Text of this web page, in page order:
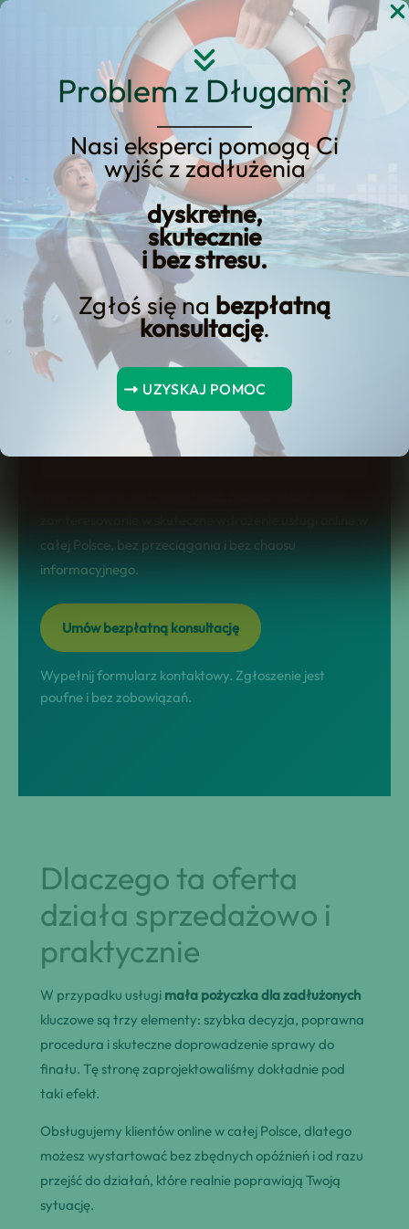
Problem z Długami ?
Nasi eksperci pomogą Ci
wyjść z zadłużenia
dyskretne,
skutecznie
i bez stresu.
Zgłoś się na bezpłatną
konsultację.
UZYSKAJ POMOC
Przejdź
KREDYT123.PL – OFERTA SPRZEDAŻOWA
Mała Pożyczka Dla
Zadłużonych
Szukasz rozwiązania typu mała pożyczka
dla zadłużonych? Ta podstrona została
przebudowana jako landing
sprzedażowy: jasno pokazuje korzyści,
etapy współpracy, FAQ i konkretny CTA.
całej Polsce, bez przeciągania i bez chaosu
informacyjnego.
Umów bezpłatną konsultację
Wypełnij formularz kontaktowy. Zgłoszenie jest
poufne i bez zobowiązań.
Dlaczego ta oferta
działa sprzedażowo i
praktycznie
W przypadku usługi mała pożyczka dla zadłużonych
kluczowe są trzy elementy: szybka decyzja, poprawna
procedura i skuteczne doprowadzenie sprawy do
finału. Tę stronę zaprojektowaliśmy dokładnie pod
taki efekt.
Obsługujemy klientów online w całej Polsce, dlatego
możesz wystartować bez zbędnych opóźnień i od razu
przejść do działań, które realnie poprawiają Twoją
sytuację.